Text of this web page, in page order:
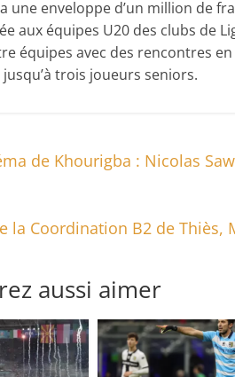
une enveloppe d’un million de
aux équipes U20 des clubs de
équipes avec des rencontres
trois joueurs seniors.
de Khourigba : Nicolas
la Coordination B2 de
aussi aimer